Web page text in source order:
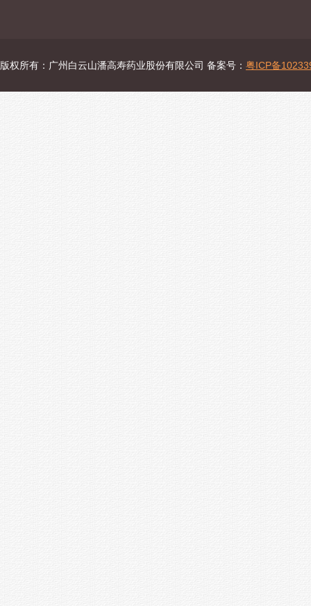
版权所有：广州白云山潘高寿药业股份有限公司 备案号： 粤ICP备